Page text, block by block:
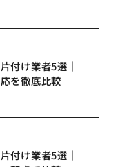
付け業者5選｜
を徹底比較
付け業者5選｜